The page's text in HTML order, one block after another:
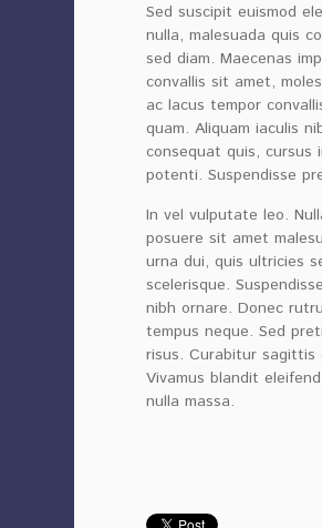
Sed suscipit euismod
nulla, malesuada quis
sed diam. Maecenas
convallis sit amet,
ac lacus tempor
quam. Aliquam iaculis
consequat quis, cursus
potenti. Suspendisse
In vel vulputate leo.
posuere sit amet
urna dui, quis ultricies
scelerisque.
nibh ornare. Donec
tempus neque. Sed
risus. Curabitur sagittis
Vivamus blandit
nulla massa.